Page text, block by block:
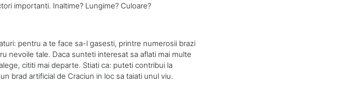
importanti. Inaltime? Lungime? Culoare?
pentru a te face sa-l gasesti, printre numerosii brazi
nevoile tale. Daca sunteti interesat sa aflati mai multe
cititi mai departe. Stiati ca: puteti contribui la
brad artificial de Craciun in loc sa taiati unul viu.